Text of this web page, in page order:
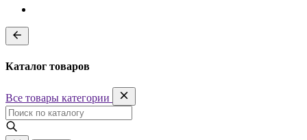
Каталог товаров
Все товары категории